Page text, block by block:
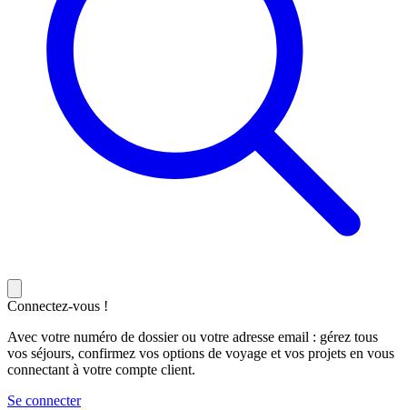
Connectez-vous !
Avec votre numéro de dossier ou votre adresse email : gérez tous
vos séjours, confirmez vos options de voyage et vos projets en vous
connectant à votre compte client.
Se connecter